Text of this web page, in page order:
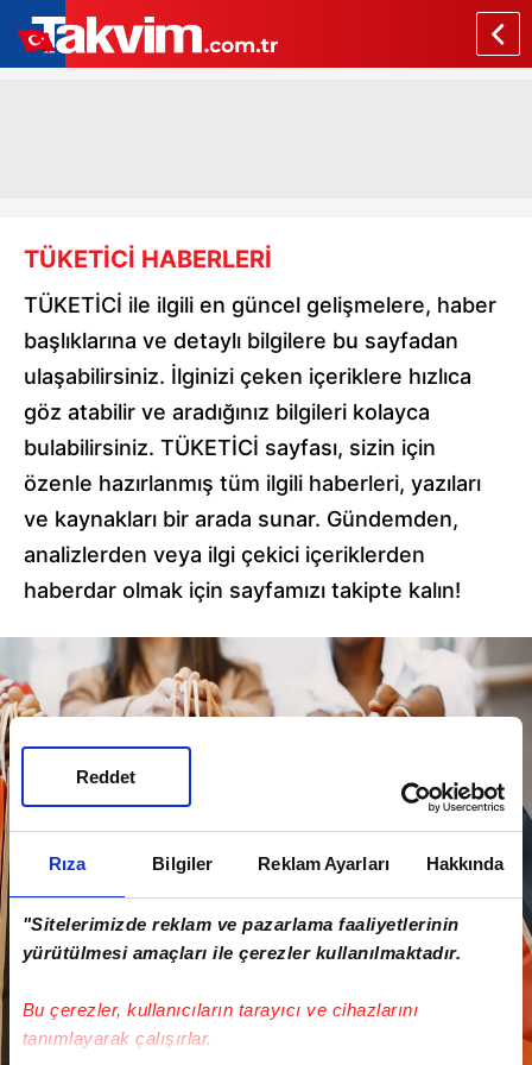
Rıza Bilgiler Reklam Ayarları Hakkında
"Sitelerimizde reklam ve pazarlama faaliyetlerinin
yürütülmesi amaçları ile çerezler kullanılmaktadır.
Bu çerezler, kullanıcıların tarayıcı ve cihazlarını
tanımlayarak çalışırlar.
Reddet
TÜKETİCİ HABERLERİ
TÜKETİCİ ile ilgili en güncel gelişmelere, haber
başlıklarına ve detaylı bilgilere bu sayfadan
ulaşabilirsiniz. İlginizi çeken içeriklere hızlıca
göz atabilir ve aradığınız bilgileri kolayca
bulabilirsiniz. TÜKETİCİ sayfası, sizin için
özenle hazırlanmış tüm ilgili haberleri, yazıları
ve kaynakları bir arada sunar. Gündemden,
analizlerden veya ilgi çekici içeriklerden
haberdar olmak için sayfamızı takipte kalın!